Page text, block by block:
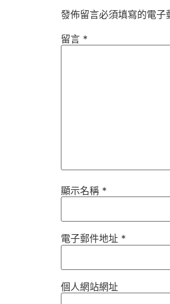
發佈留言必須填寫的電子
留言 *
顯示名稱 *
電子郵件地址 *
個人網站網址